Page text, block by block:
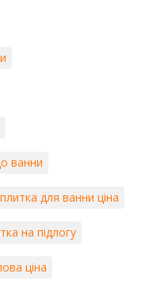
ванни
плитка для ванни ціна
на підлогу
ціна